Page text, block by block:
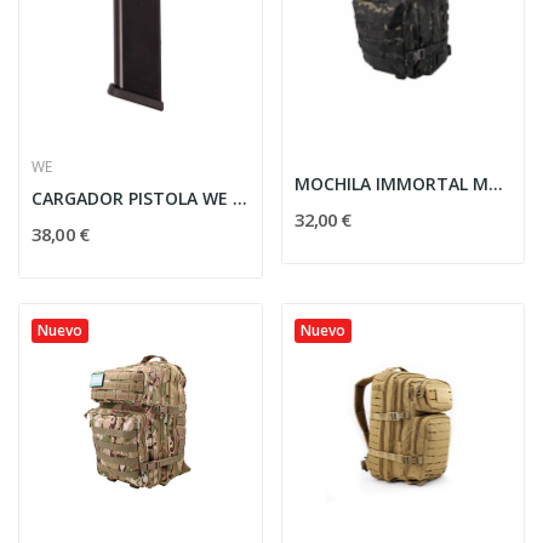
WE
CARGADOR PISTOLA WE 4.5 CO2 GLOCK 17 NEGRO
38,00 €
MOCHILA IMMORTAL MOLLE MOD.V 40L MULTICAM BLACK
32,00 €
Nuevo Nuevo